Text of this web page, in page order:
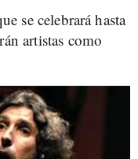
se celebrará hasta
artistas como